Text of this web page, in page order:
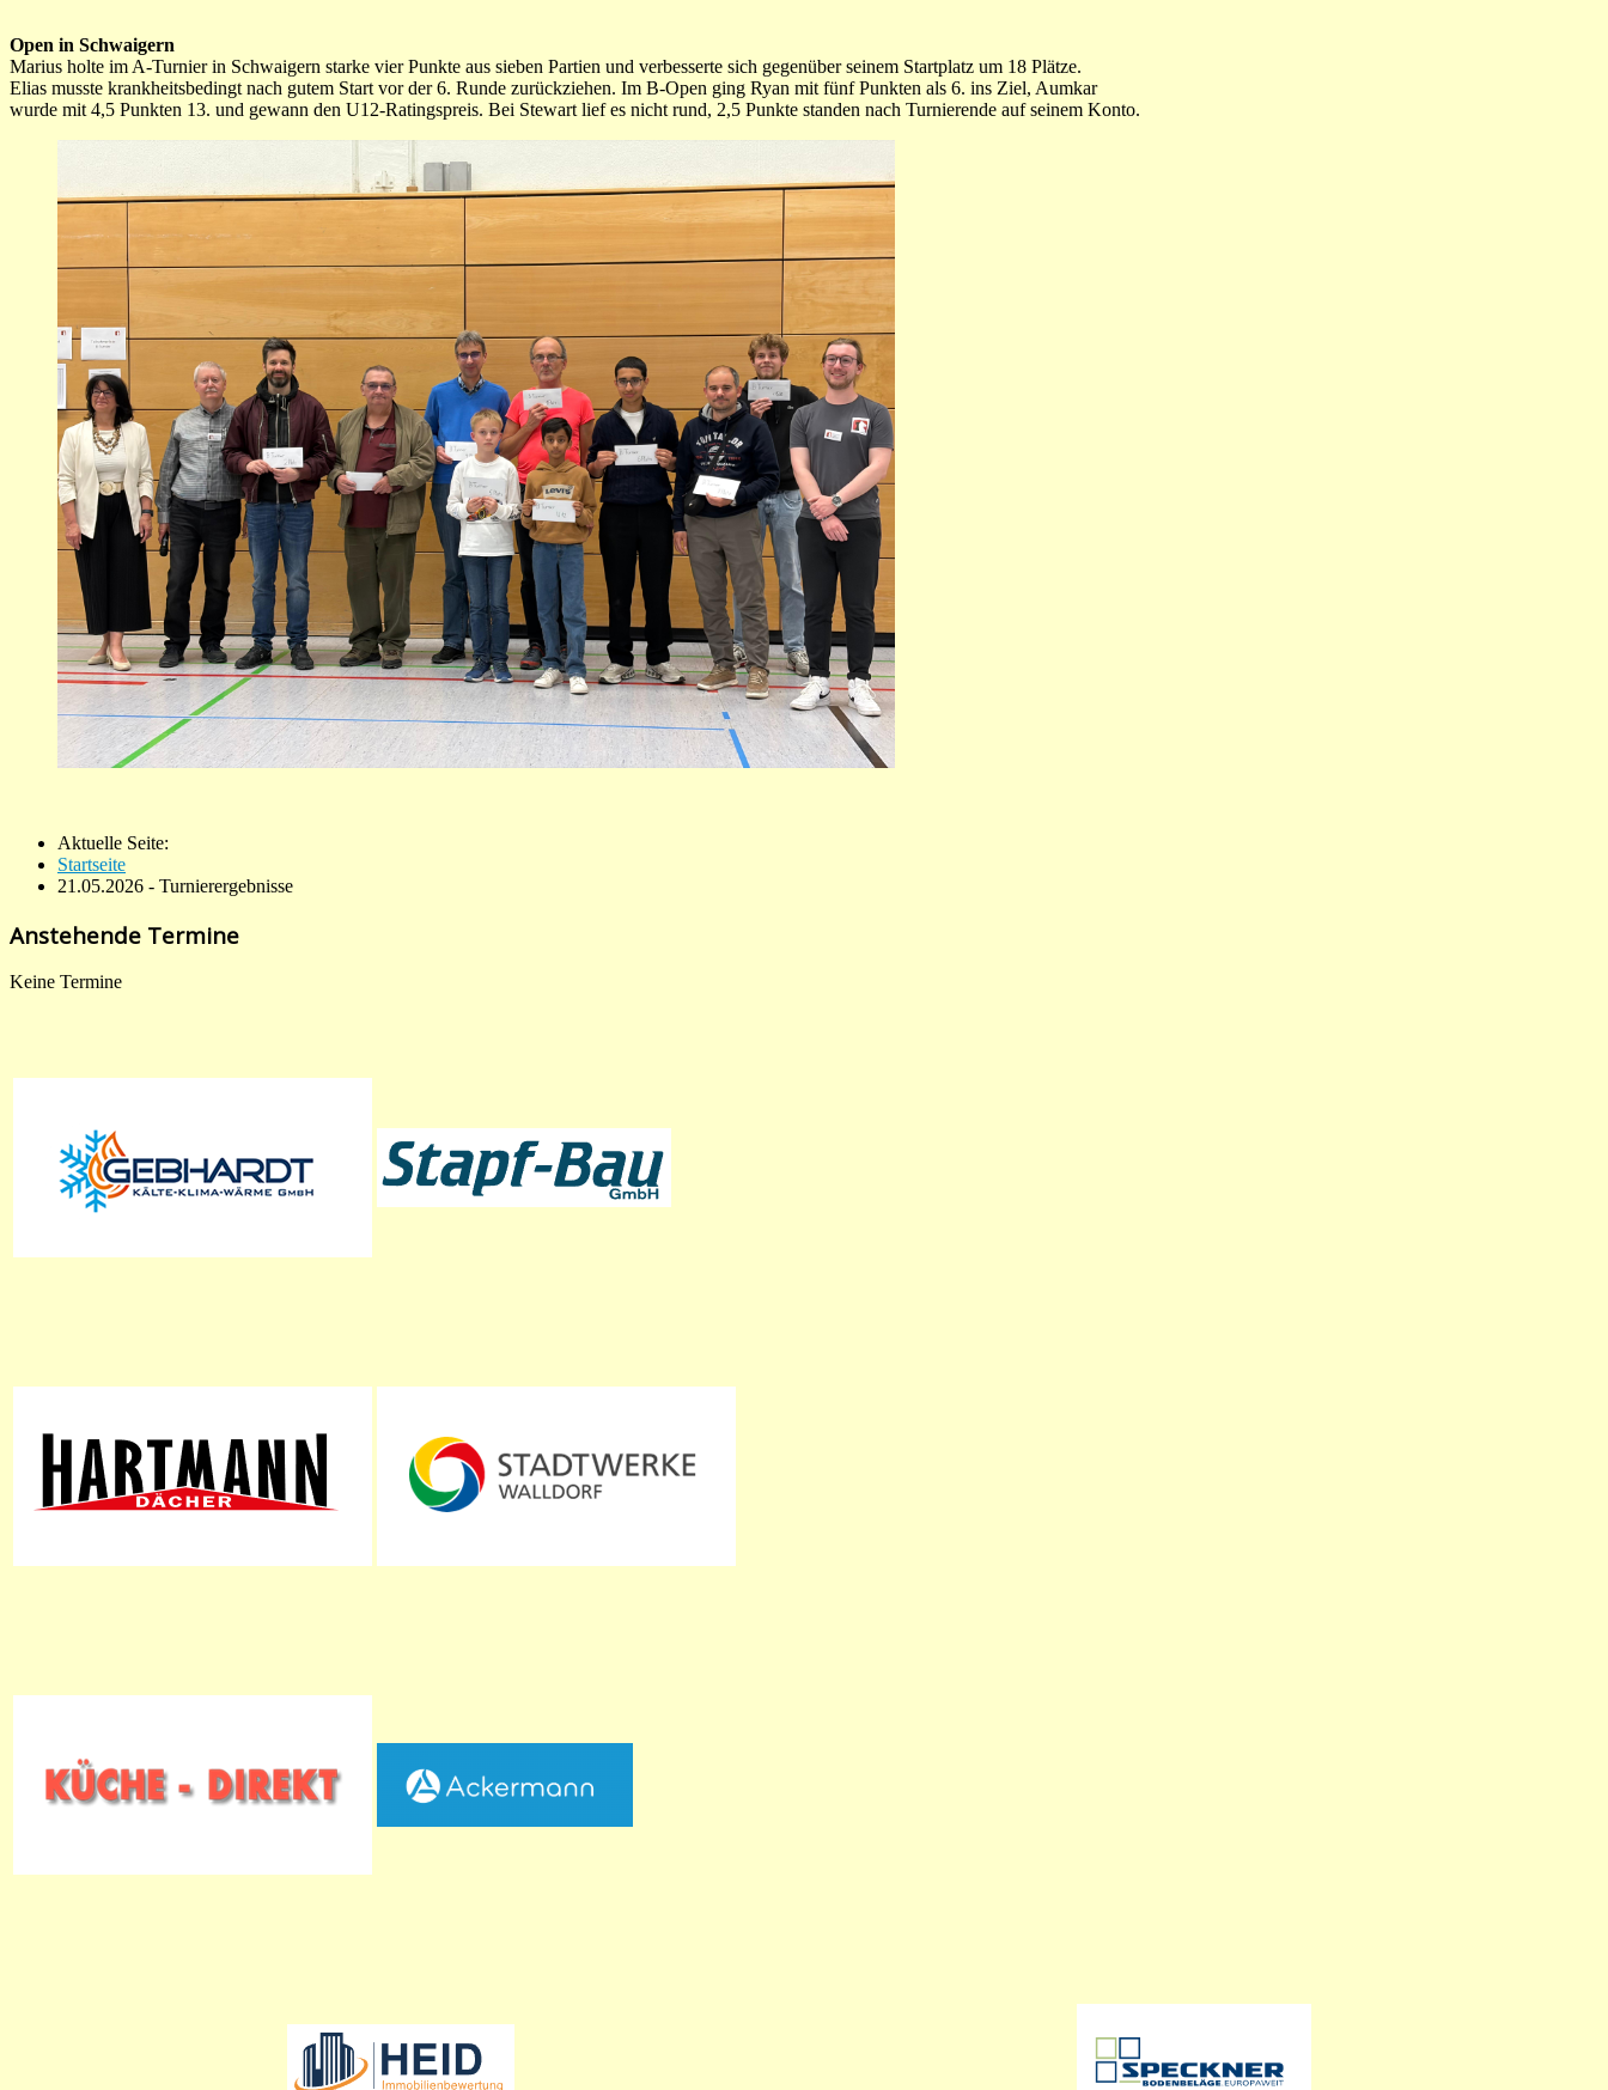
Open in Schwaigern
Marius holte im A-Turnier in Schwaigern starke vier Punkte aus sieben Partien und verbesserte sich gegenüber seinem Startplatz um 18 Plätze.
Elias musste krankheitsbedingt nach gutem Start vor der 6. Runde zurückziehen. Im B-Open ging Ryan mit fünf Punkten als 6. ins Ziel, Aumkar
wurde mit 4,5 Punkten 13. und gewann den U12-Ratingspreis. Bei Stewart lief es nicht rund, 2,5 Punkte standen nach Turnierende auf seinem Konto.
Aktuelle Seite:
Startseite
21.05.2026 - Turnierergebnisse
Anstehende Termine
Keine Termine